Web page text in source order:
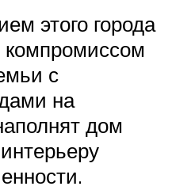
этого города
с
на
дом